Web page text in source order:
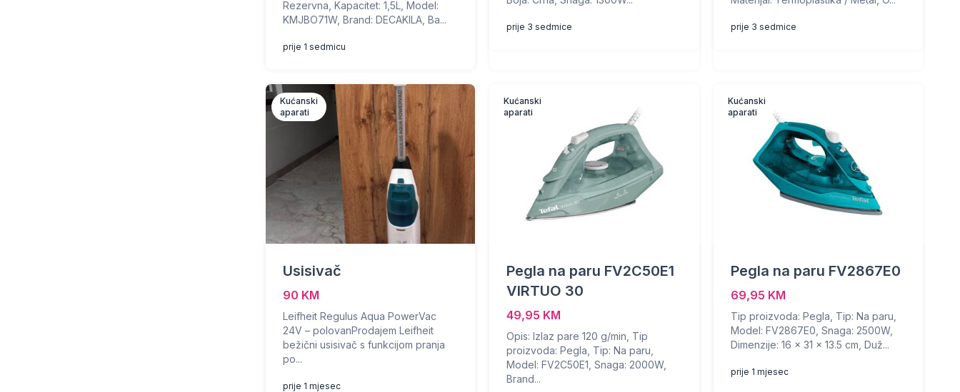
Rezervna, Kapacitet: 1,5L, Model:
KMJBO71W, Brand: DECAKILA, Ba...
prije 1 sedmicu
prije 3 sedmice prije 3 sedmice
Kućanski
aparati
Usisivač
90 KM
Leifheit Regulus Aqua PowerVac
24V – polovanProdajem Leifheit
bežični usisivač s funkcijom pranja
po...
prije 1 mjesec
Kućanski
aparati
Pegla na paru FV2C50E1
VIRTUO 30
49,95 KM
Opis: Izlaz pare 120 g/min, Tip
proizvoda: Pegla, Tip: Na paru,
Model: FV2C50E1, Snaga: 2000W,
Brand...
Kućanski
aparati
Pegla na paru FV2867E0
69,95 KM
Tip proizvoda: Pegla, Tip: Na paru,
Model: FV2867E0, Snaga: 2500W,
Dimenzije: 16 x 31 x 13.5 cm, Duž...
prije 1 mjesec